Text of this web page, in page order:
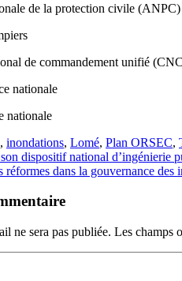
de la protection civile (ANPC)
de commandement unifié
nationale
nationale
, inondations, Lomé, Plan ORSEC,
dispositif national d’ingénierie
réformes dans la gouvernance des
ne sera pas publiée. Les champs